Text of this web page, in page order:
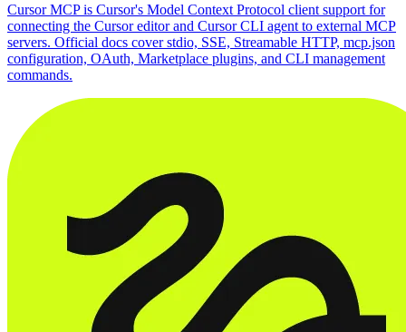
Cursor MCP is Cursor's Model Context Protocol client support for
connecting the Cursor editor and Cursor CLI agent to external MCP
servers. Official docs cover stdio, SSE, Streamable HTTP, mcp.json
configuration, OAuth, Marketplace plugins, and CLI management
commands.